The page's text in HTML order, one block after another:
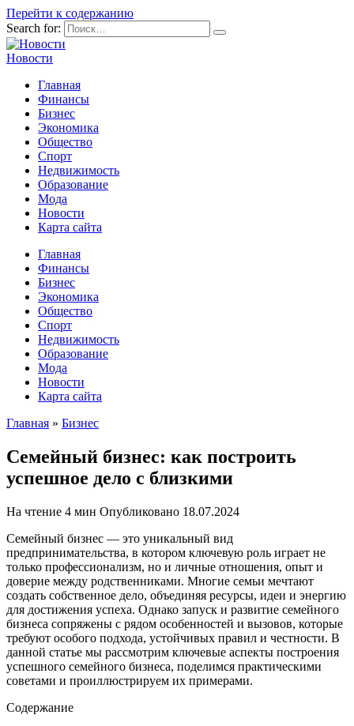
Перейти к содержанию
Search for:
Новости
Главная
Финансы
Бизнес
Экономика
Общество
Спорт
Недвижимость
Образование
Мода
Новости
Карта сайта
Главная
Финансы
Бизнес
Экономика
Общество
Спорт
Недвижимость
Образование
Мода
Новости
Карта сайта
Главная » Бизнес
Семейный бизнес: как построить
успешное дело с близкими
На чтение 4 мин Опубликовано 18.07.2024
Семейный бизнес — это уникальный вид
предпринимательства, в котором ключевую роль играет не
только профессионализм, но и личные отношения, опыт и
доверие между родственниками. Многие семьи мечтают
создать собственное дело, объединяя ресурсы, идеи и энергию
для достижения успеха. Однако запуск и развитие семейного
бизнеса сопряжены с рядом особенностей и вызовов, которые
требуют особого подхода, устойчивых правил и честности. В
данной статье мы рассмотрим ключевые аспекты построения
успешного семейного бизнеса, поделимся практическими
советами и проиллюстрируем их примерами.
Содержание